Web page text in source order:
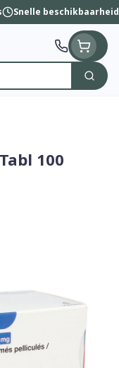
Snelle beschikbaarheid
Zoek
100